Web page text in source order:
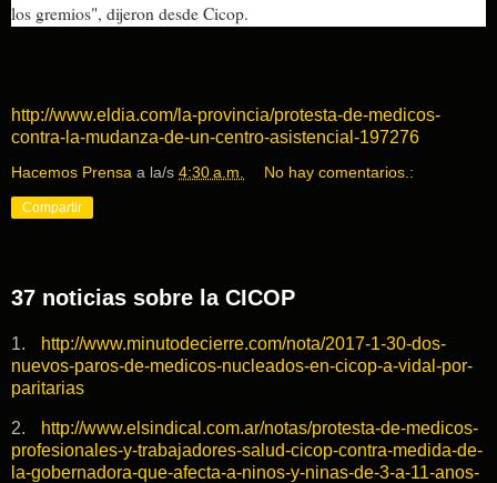
los gremios", dijeron desde Cicop.
http://www.eldia.com/la-provincia/protesta-de-medicos-
contra-la-mudanza-de-un-centro-asistencial-197276
Hacemos Prensa a la/s 4:30 a.m. No hay comentarios.:
Compartir
37 noticias sobre la CICOP
1.
http://www.minutodecierre.com/nota/2017-1-30-dos-
nuevos-paros-de-medicos-nucleados-en-cicop-a-vidal-por-
paritarias
2.
http://www.elsindical.com.ar/notas/protesta-de-medicos-
profesionales-y-trabajadores-salud-cicop-contra-medida-de-
la-gobernadora-que-afecta-a-ninos-y-ninas-de-3-a-11-anos-